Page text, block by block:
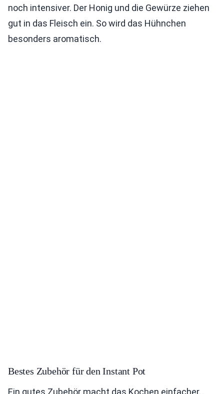
noch intensiver. Der Honig und die Gewürze ziehen
gut in das Fleisch ein. So wird das Hühnchen
besonders aromatisch.
Bestes Zubehör für den Instant Pot
Ein gutes Zubehör macht das Kochen einfacher.